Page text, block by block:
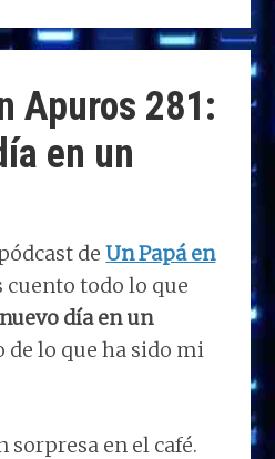
k
e
dI
n
at
s
A
p
p
e
g
ra
m
m
p
ar
ti
Apuros 281:
en un
deUn Papá en
cuento todo lo que
día en un
de lo que ha sido mi
sorpresa en el café.